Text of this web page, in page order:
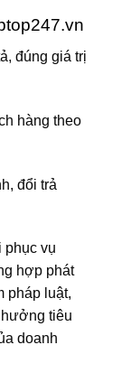
đúng giá trị
hàng theo
đổi trả
phục vụ
hợp phát
pháp luật,
hưởng tiêu
doanh